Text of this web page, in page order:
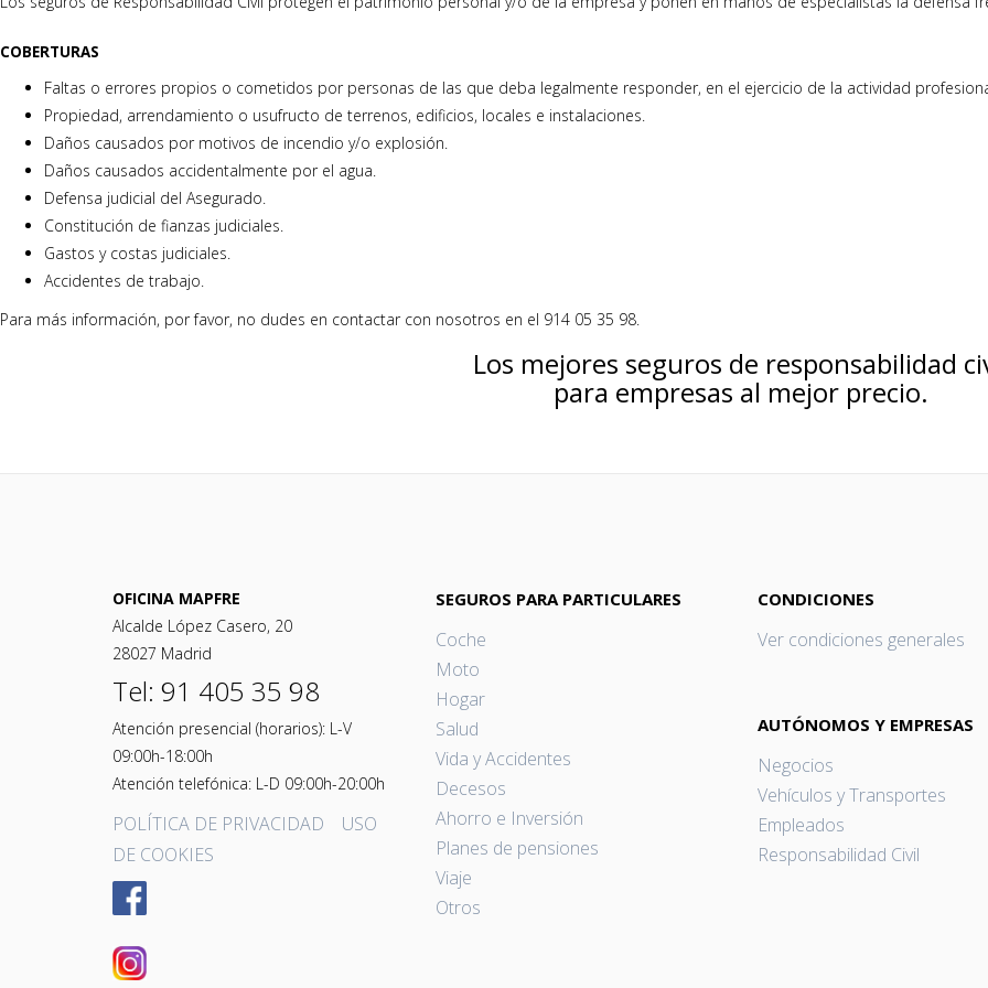
COBERTURAS
Faltas o errores propios o cometidos por personas de las que deba legalmente responder, en el ejercicio de la actividad
Propiedad, arrendamiento o usufructo de terrenos, edificios, locales e instalaciones.
Daños causados por motivos de incendio y/o explosión.
Daños causados accidentalmente por el agua.
Defensa judicial del Asegurado.
Constitución de fianzas judiciales.
Gastos y costas judiciales.
Accidentes de trabajo.
Para más información, por favor, no dudes en contactar con nosotros en el 914 05 35 98.
Los mejores seguros de responsabilidad
para empresas al mejor precio.
OFICINA MAPFRE
Alcalde López Casero, 20
28027 Madrid
Tel: 91 405 35 98
Atención presencial (horarios): L-V
09:00h-18:00h
Atención telefónica: L-D 09:00h-20:00h
POLÍTICA DE PRIVACIDAD
USO
DE COOKIES
SEGUROS PARA PARTICULARES
Coche
Moto
Hogar
Salud
Vida y Accidentes
Decesos
Ahorro e Inversión
Planes de pensiones
Viaje
Otros
CONDICIONES
Ver condiciones generales
AUTÓNOMOS Y EMPRESAS
Negocios
Vehículos y Transportes
Empleados
Responsabilidad Civil